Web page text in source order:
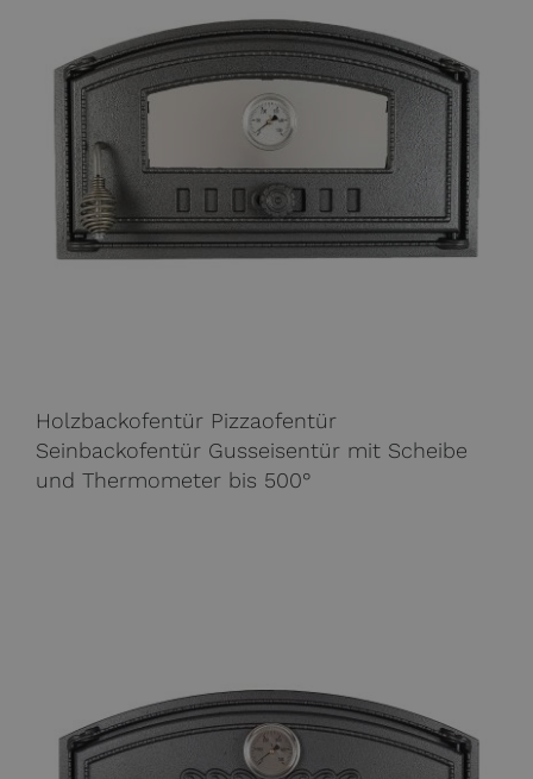
Holzbackofentür Pizzaofentür
Seinbackofentür Gusseisentür mit Scheibe
und Thermometer bis 500°